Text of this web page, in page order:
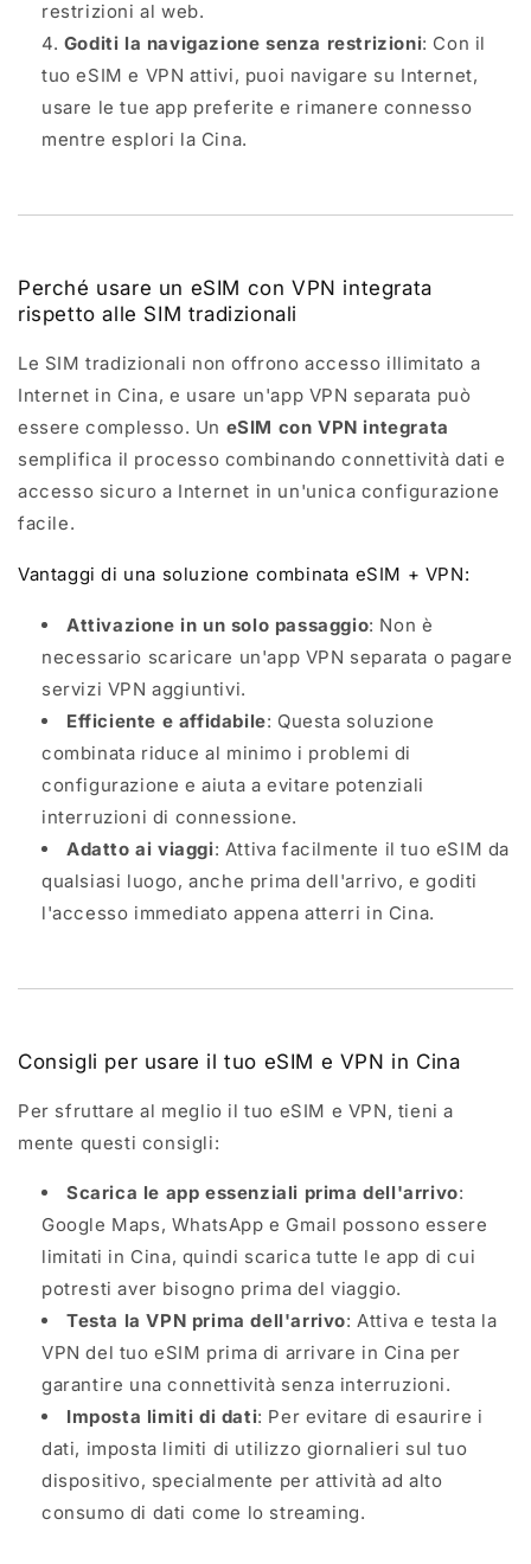
restrizioni al web.
Goditi la navigazione senza restrizioni: Con il
tuo eSIM e VPN attivi, puoi navigare su Internet,
usare le tue app preferite e rimanere connesso
mentre esplori la Cina.
Perché usare un eSIM con VPN integrata
rispetto alle SIM tradizionali
Le SIM tradizionali non offrono accesso illimitato a
Internet in Cina, e usare un'app VPN separata può
essere complesso. Un eSIM con VPN integrata
semplifica il processo combinando connettività dati e
accesso sicuro a Internet in un'unica configurazione
facile.
Vantaggi di una soluzione combinata eSIM + VPN:
Attivazione in un solo passaggio: Non è
necessario scaricare un'app VPN separata o pagare
servizi VPN aggiuntivi.
Efficiente e affidabile: Questa soluzione
combinata riduce al minimo i problemi di
configurazione e aiuta a evitare potenziali
interruzioni di connessione.
Adatto ai viaggi: Attiva facilmente il tuo eSIM da
qualsiasi luogo, anche prima dell'arrivo, e goditi
l'accesso immediato appena atterri in Cina.
Consigli per usare il tuo eSIM e VPN in Cina
Per sfruttare al meglio il tuo eSIM e VPN, tieni a
mente questi consigli:
Scarica le app essenziali prima dell'arrivo:
Google Maps, WhatsApp e Gmail possono essere
limitati in Cina, quindi scarica tutte le app di cui
potresti aver bisogno prima del viaggio.
Testa la VPN prima dell'arrivo: Attiva e testa la
VPN del tuo eSIM prima di arrivare in Cina per
garantire una connettività senza interruzioni.
Imposta limiti di dati: Per evitare di esaurire i
dati, imposta limiti di utilizzo giornalieri sul tuo
dispositivo, specialmente per attività ad alto
consumo di dati come lo streaming.